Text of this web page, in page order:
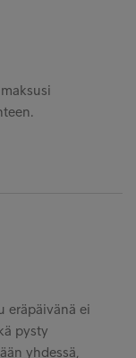
eräpäivänä ei
pysty
yhdessä,